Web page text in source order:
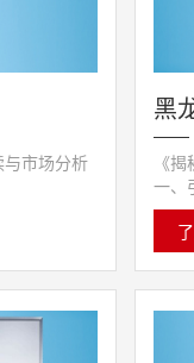
市场分析
黑
《
一、